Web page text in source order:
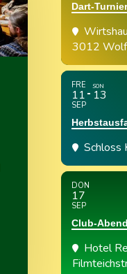
Dart-Turnier
3012
FRE
11
SEP
SON
13
Schloss
DON
17
SEP
Club-Abend
Hotel